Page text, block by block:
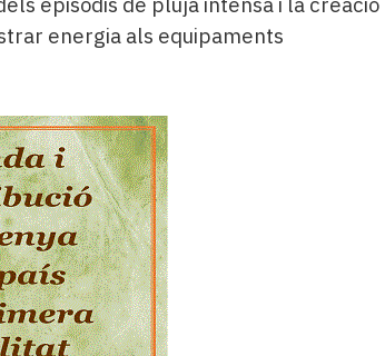
energia als equipaments